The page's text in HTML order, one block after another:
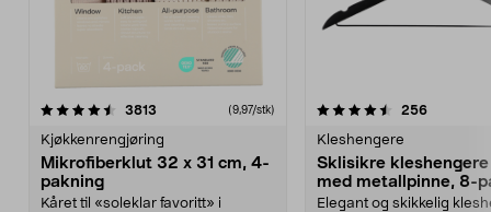
3813 anmeldelser(9,97/stk)
Kjøkkenrengjøring
Mikrofiberklut 32 x 31 cm, 4-
pakning
Kåret til «soleklar favoritt» i
4.5av 5 stjerner 256
Kleshengere
Sklisikre
med metallpinne, 8-
Elegant og skikkelig
4.5av 5 stjerner